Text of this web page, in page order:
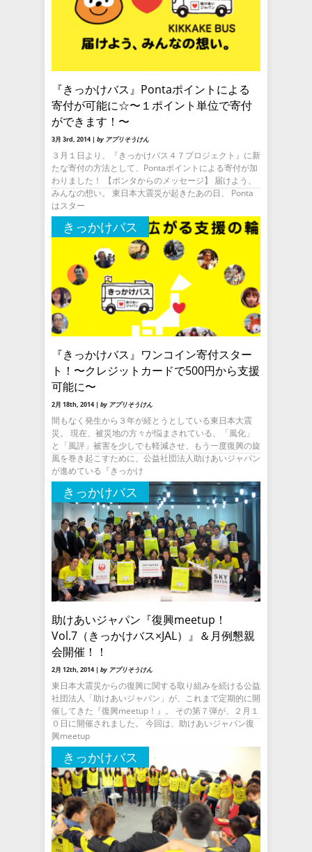
『きっかけバス』Pontaポイントによる
寄付が可能に☆〜１ポイント単位で寄付
ができます！〜
3月 3rd, 2014 | by アプリそうけん
３月１日より、『きっかけバス４７プロジェクト』に新
たな寄付の方法として、Pontaポイントによる寄付が加
わりました！ 【ポンタからのメッセージ】 届けよう、
みんなの想い。 東日本大震災が起きたあの日、 Ponta
はスター
きっかけバス
『きっかけバス』ワンコイン寄付スター
ト！〜クレジットカードで500円から支援
可能に〜
2月 18th, 2014 | by アプリそうけん
間もなく発生から３年が経とうとしている東日本大震
災。 現在、被災地の方々が悩まされている、「風化」
と「風評」被害を少しでも軽減させ、もう一度復興の旋
風を巻き起こすために、公益社団法人助けあいジャパン
が進めている『きっかけ
きっかけバス
助けあいジャパン『復興meetup！
Vol.7（きっかけバス×JAL）』＆月例懇親
会開催！！
2月 12th, 2014 | by アプリそうけん
東日本大震災からの復興に関する取り組みを続ける公益
社団法人「助けあいジャパン」が、これまで定期的に開
催してきた『復興meetup！』。 その第７弾が、２月１
０日に開催されました。 今回は、助けあいジャパン復
興meetup
きっかけバス